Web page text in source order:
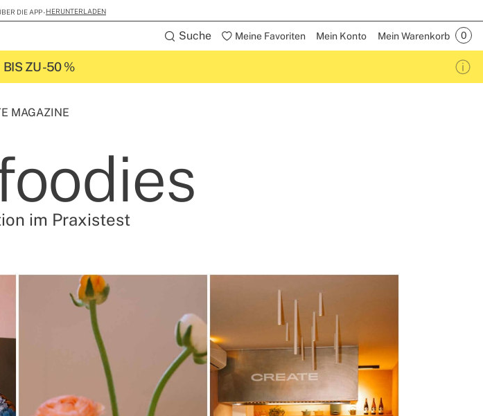
DIE APP -HERUNTERLADEN
Suche Meine Favoriten Mein Konto Mein Warenkorb
BIS ZU -50 %
MAGAZINE
im Praxistest